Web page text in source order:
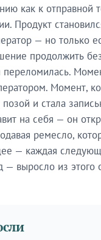
как к отправной
Продукт
— но только
продолжить
переломилась.
Момент,
позой и стала
на себя — он
ремесло,
— каждая
— выросло из этого